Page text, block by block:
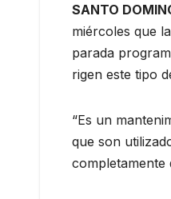
SANTO
miércoles que la
parada
rigen este tipo
“Es un
que son
completamente